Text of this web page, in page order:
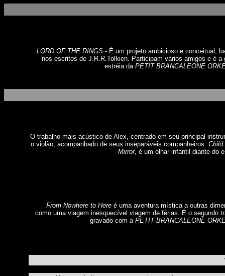
LORD OF THE RINGS - É um projeto ambicioso e conceitual,
nos escritos de J.R.R.Tolkien. Participam vários amigos e é a
estréia da PETIT BRANCALEONE
O trabalho mais acústico de Alex, centrado em seu principal
o violão, acompanhado de seus inseparáveis companheiros. Child
Mirror, é um olhar infantil diante do
From Nowhere to Here é uma aventura mística a outras
como uma viagem inesquecível viagem de férias. É o segundo
gravado com a PETIT BRANCALEONE